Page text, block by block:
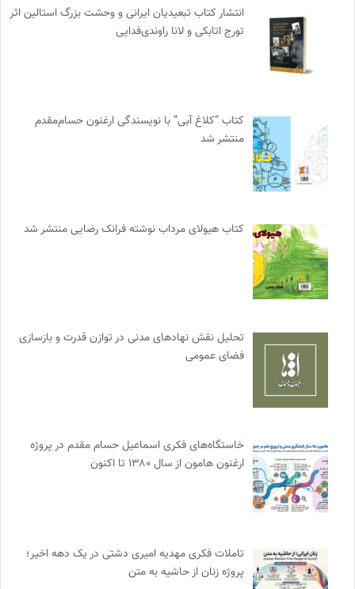
انتشار کتاب تبعیدیان ایرانی و وحشت بزرگ استالین اثر
تورج اتابکی و لانا راوندی‌فدایی
کتاب “کلاغ آبی” با نویسندگی ارغنون حسام‌مقدم
منتشر شد
کتاب هیولای مرداب نوشته فرانک رضایی منتشر شد
تحلیل نقش نهادهای مدنی در توازن قدرت و بازسازی
فضای عمومی
خاستگاه‌های فکری اسماعیل حسام مقدم در پروژه
ارغنون هامون از سال ۱۳۸۰ تا اکنون
تاملات فکری مهدیه امیری دشتی در یک دهه اخیر؛
پروژه زنان از حاشیه به متن